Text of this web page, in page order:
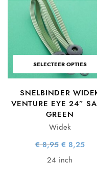
SELECTEER OPTIES
SNELBINDER
VENTURE EYE 24”
GREEN
Widek
€8,95
prijs was:
€ 8,25
24 inch